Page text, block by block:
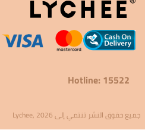
Hotline: 15522
جميع حقوق النشر تنتمي إلى Lychee, 2026